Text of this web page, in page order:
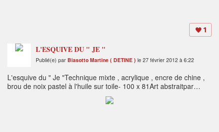
1
L'ESQUIVE DU " JE "
Publié(e) par Biasotto Martine ( DETINE ) le 27 février 2012 à 6:22
L'esquive du " Je "Technique mixte , acrylique , encre de chine ,
brou de noix pastel à l'huile sur toile- 100 x 81Art abstraitpar